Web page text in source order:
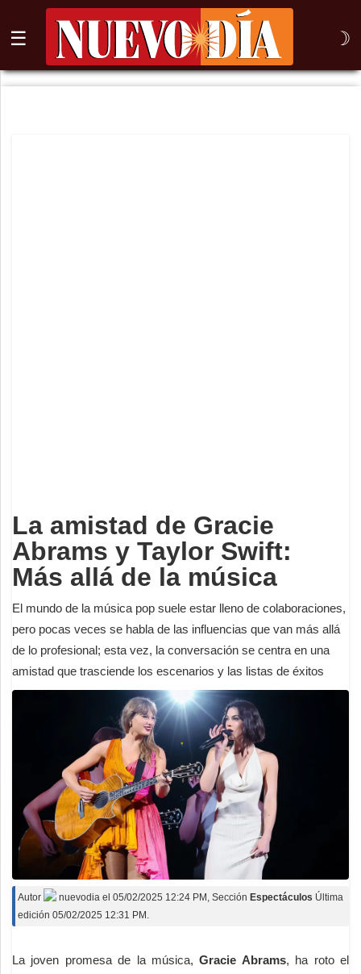
☰ ☽
⌕
La amistad de Gracie
Abrams y Taylor Swift:
Más allá de la música
El mundo de la música pop suele estar lleno de colaboraciones,
pero pocas veces se habla de las influencias que van más allá
de lo profesional; esta vez, la conversación se centra en una
amistad que trasciende los escenarios y las listas de éxitos
Autor nuevodia el 05/02/2025 12:24 PM , Sección Espectáculos Última
edición 05/02/2025 12:31 PM.
La joven promesa de la música,Gracie Abrams, ha roto el